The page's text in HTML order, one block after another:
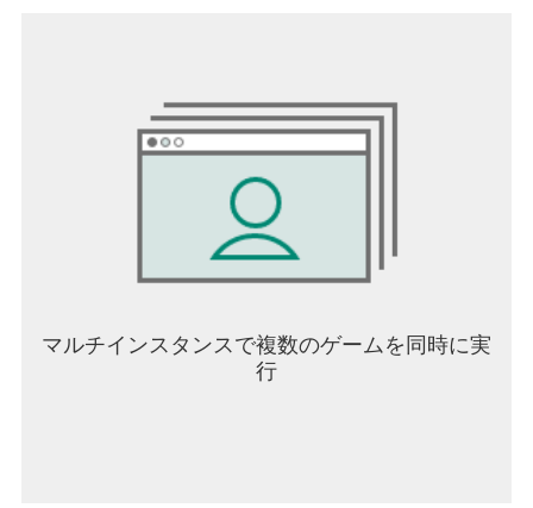
マルチインスタンスで複数のゲームを同時に実
行